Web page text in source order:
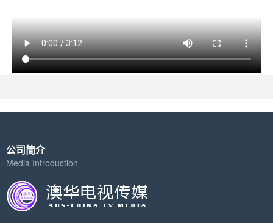
公司简介
Media Introduction